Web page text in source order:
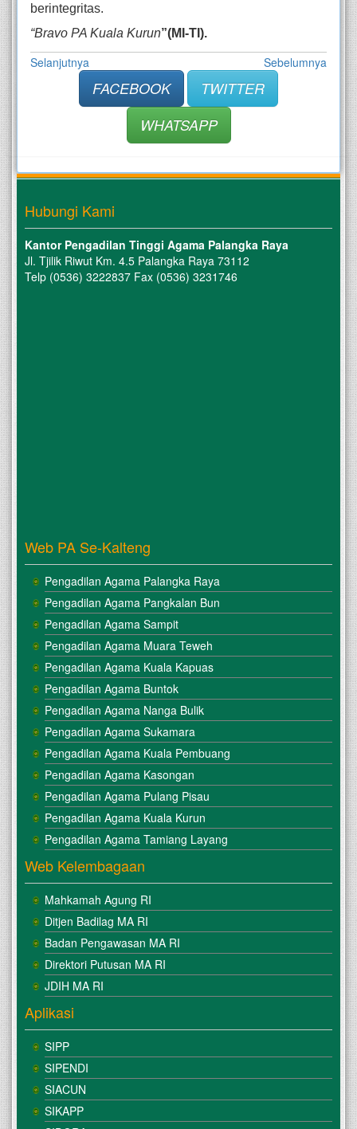
berintegritas.
“Bravo PA Kuala Kurun”(MI-TI).
Selanjutnya Sebelumnya
FACEBOOK
TWITTER
WHATSAPP
Hubungi Kami
Kantor Pengadilan Tinggi Agama Palangka Raya
Jl. Tjilik Riwut Km. 4.5 Palangka Raya 73112
Telp (0536) 3222837 Fax (0536) 3231746
Web PA Se-Kalteng
Pengadilan Agama Palangka Raya
Pengadilan Agama Pangkalan Bun
Pengadilan Agama Sampit
Pengadilan Agama Muara Teweh
Pengadilan Agama Kuala Kapuas
Pengadilan Agama Buntok
Pengadilan Agama Nanga Bulik
Pengadilan Agama Sukamara
Pengadilan Agama Kuala Pembuang
Pengadilan Agama Kasongan
Pengadilan Agama Pulang Pisau
Pengadilan Agama Kuala Kurun
Pengadilan Agama Tamiang Layang
Web Kelembagaan
Mahkamah Agung RI
Ditjen Badilag MA RI
Badan Pengawasan MA RI
Direktori Putusan MA RI
JDIH MA RI
Aplikasi
SIPP
SIPENDI
SIACUN
SIKAPP